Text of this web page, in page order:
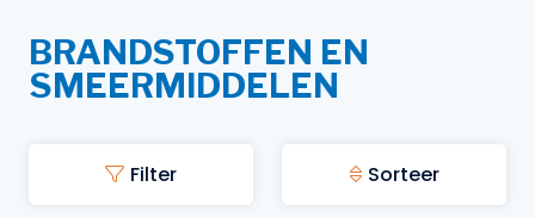
BRANDSTOFFEN EN
SMEERMIDDELEN
Filter Sorteer